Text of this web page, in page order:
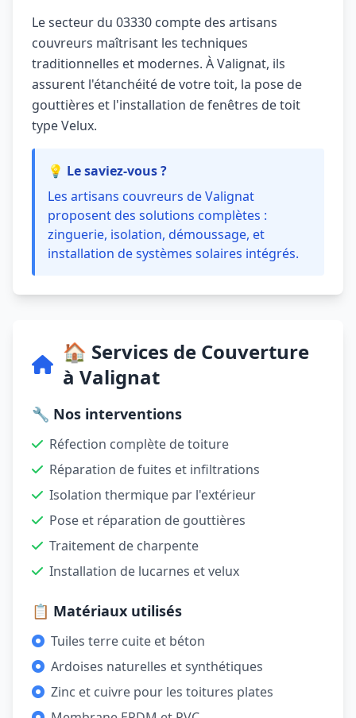
Le secteur du 03330 compte des artisans
couvreurs maîtrisant les techniques
traditionnelles et modernes. À Valignat, ils
assurent l'étanchéité de votre toit, la pose de
gouttières et l'installation de fenêtres de toit
type Velux.
💡 Le saviez-vous ?
Les artisans couvreurs de Valignat
proposent des solutions complètes :
zinguerie, isolation, démoussage, et
installation de systèmes solaires intégrés.
🏠 Services de Couverture
à Valignat
🔧 Nos interventions
Réfection complète de toiture
Réparation de fuites et infiltrations
Isolation thermique par l'extérieur
Pose et réparation de gouttières
Traitement de charpente
Installation de lucarnes et velux
📋 Matériaux utilisés
Tuiles terre cuite et béton
Ardoises naturelles et synthétiques
Zinc et cuivre pour les toitures plates